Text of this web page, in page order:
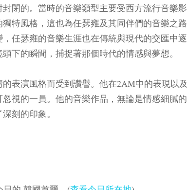
閉的。當時的音樂類型主要受西方流行音樂影
特風格，這也為任瑟雍及其同伴們的音樂之路
任瑟雍的音樂生涯也在傳統與現代的交匯中逐
下的瞬間，捕捉著那個時代的情感與夢想。
表演風格而受到讚譽。他在2AM中的表現以及
視的一員。他的音樂作品，無論是情感細膩的
刻的印象。